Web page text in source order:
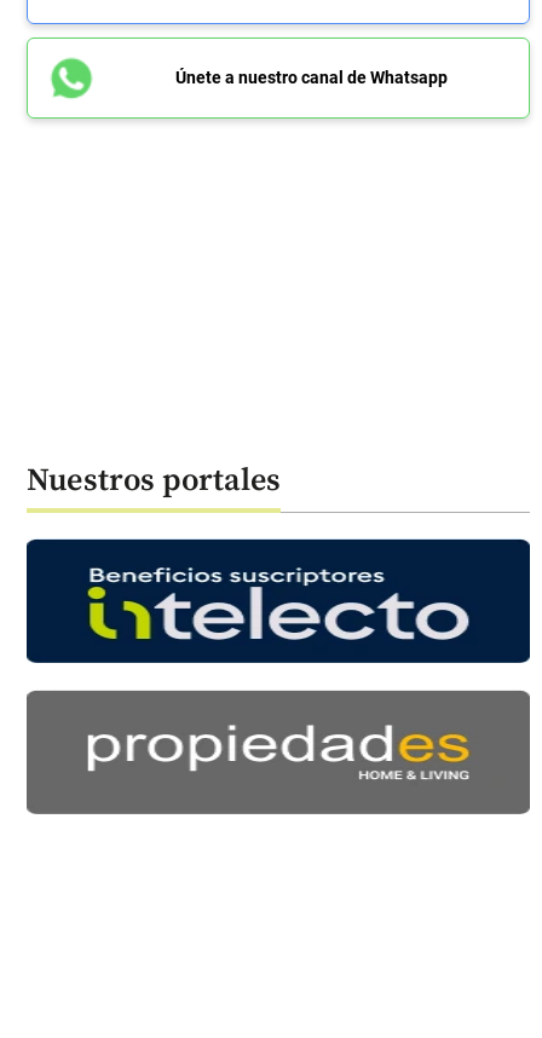
Únete a nuestro canal de Whatsapp
Nuestros portales